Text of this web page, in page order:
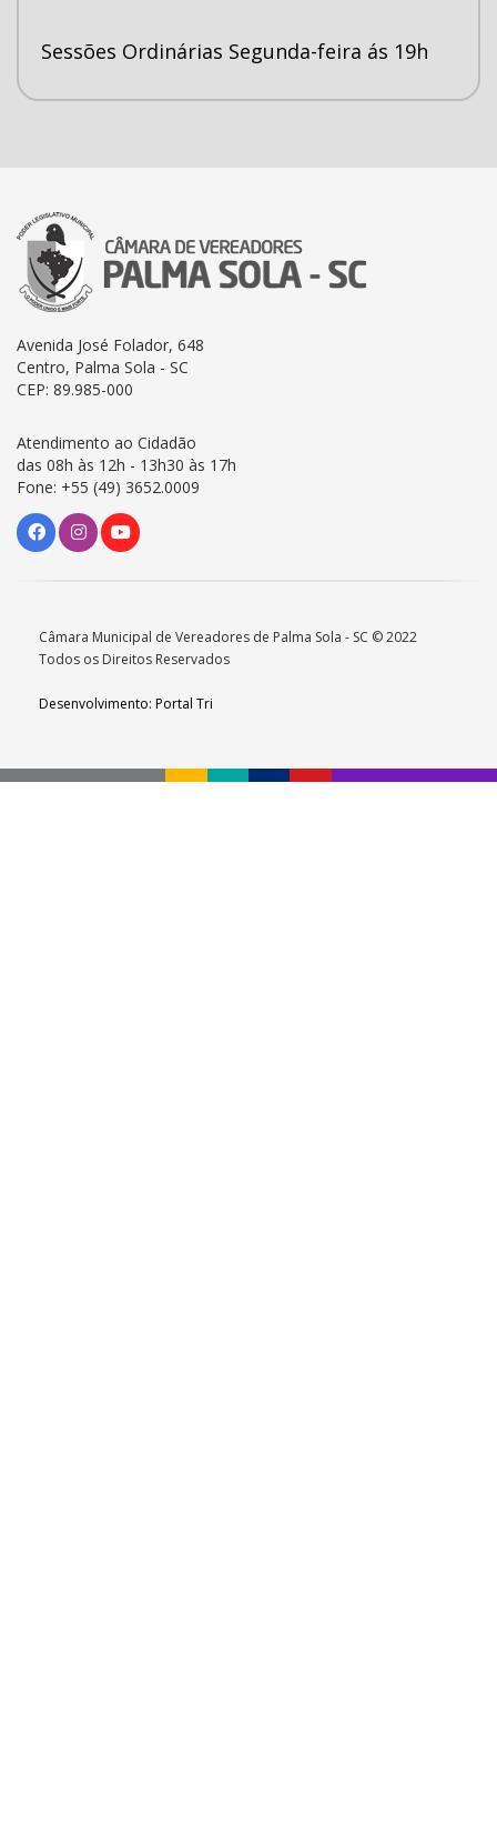
Sessões Ordinárias Segunda-feira ás 19h
Avenida José Folador, 648
Centro, Palma Sola - SC
CEP: 89.985-000
Atendimento ao Cidadão
das 08h às 12h - 13h30 às 17h
Fone: +55 (49) 3652.0009
Câmara Municipal de Vereadores de Palma Sola - SC © 2022
Todos os Direitos Reservados
Desenvolvimento: Portal Tri